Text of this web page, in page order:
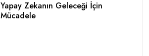
Yapay Zekanın Geleceği İçin
Mücadele